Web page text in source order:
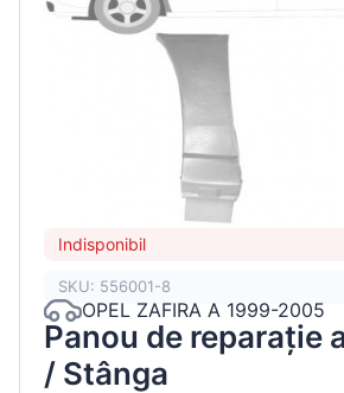
Indisponibil
SKU: 556001-8
OPEL ZAFIRA A 1999-2005
Panou de reparație
/ Stânga